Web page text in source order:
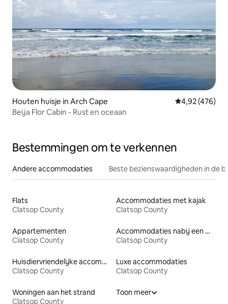
Houten huisje in Arch Cape Gemiddelde
4,92 (476)
Beija Flor Cabin - Rust en oceaan
Bestemmingen om te verkennen
Andere accommodaties Beste bezienswaardigheden in de
Flats
Clatsop County
Accommodaties met kajak
Clatsop County
Appartementen
Clatsop County
Accommodaties nabij een meer
Clatsop County
Huisdiervriendelijke accommodaties
Clatsop County
Luxe accommodaties
Clatsop County
Woningen aan het strand
Clatsop County
Toon meer